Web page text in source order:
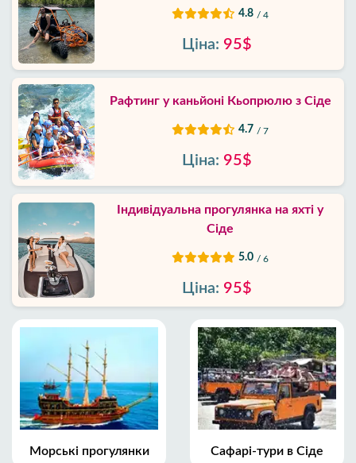
4.8 / 4
Ціна: 95$
Рафтинг у каньйоні Кьопрюлю з Сіде
4.7 / 7
Ціна: 95$
Індивідуальна прогулянка на яхті у
Сіде
5.0 / 6
Ціна: 95$
Морські прогулянки Сафарі-тури в Сіде